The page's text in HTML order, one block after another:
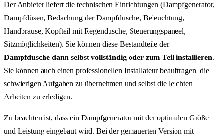
Der Anbieter liefert die technischen Einrichtungen (Dampfgenerator,
Dampfdüsen, Bedachung der Dampfdusche, Beleuchtung,
Handbrause, Kopfteil mit Regendusche, Steuerungspaneel,
Sitzmöglichkeiten). Sie können diese Bestandteile der
Dampfdusche dann selbst vollständig oder zum Teil installieren.
Sie können auch einen professionellen Installateur beauftragen, die
schwierigen Aufgaben zu übernehmen und selbst die leichten
Arbeiten zu erledigen.
Zu beachten ist, dass ein Dampfgenerator mit der optimalen Größe
und Leistung eingebaut wird. Bei der gemauerten Version mit